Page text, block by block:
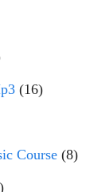
(16)
Course (8)